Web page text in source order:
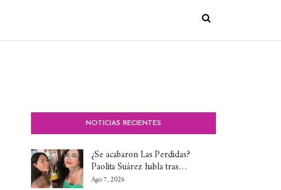
NOTICIAS RECIENTES
¿Se acabaron Las Perdidas?
Paolita Suárez habla tras…
Ago 7, 2026